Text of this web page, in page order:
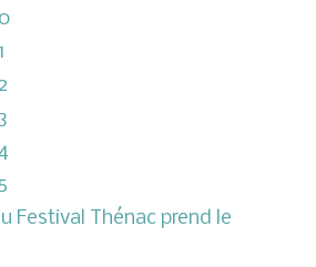
Festival Thénac prend le